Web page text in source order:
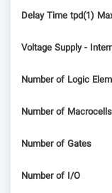
Delay Time tpd(1)
Voltage Supply -
Number of Logic
Number of Macrocells
Number of Gates
Number of I/O